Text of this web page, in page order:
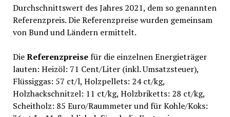
Durchschnittswert des Jahres 2021, dem so genannten
Referenzpreis. Die Referenzpreise wurden gemeinsam
von Bund und Ländern ermittelt.
DieReferenzpreisefür die einzelnen Energieträger
lauten: Heizöl: 71 Cent/Liter (inkl. Umsatzsteuer),
Flüssiggas: 57 ct/l, Holzpellets: 24 ct/kg,
Holzhackschnitzel: 11 ct/kg, Holzbriketts: 28 ct/kg,
Scheitholz: 85 Euro/Raummeter und für Kohle/Koks: